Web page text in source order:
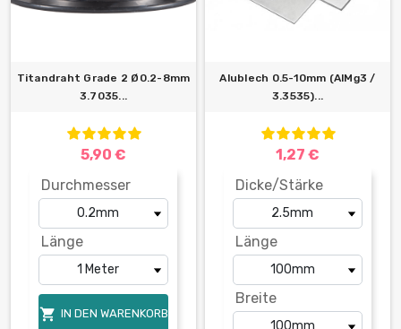
Titandraht Grade 2 Ø0.2-8mm
3.7035...
5,90 €
Durchmesser
Länge
 IN DEN WARENKORB
Alublech 0.5-10mm (AlMg3 /
3.3535)...
1,27 €
Dicke/Stärke
Länge
Breite